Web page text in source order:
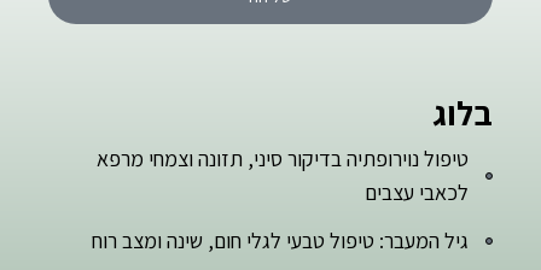
בלוג
טיפול נוירופתיה בדיקור סיני, תזונה וצמחי מרפא
לכאבי עצבים
גיל המעבר: טיפול טבעי לגלי חום, שינה ומצב רוח